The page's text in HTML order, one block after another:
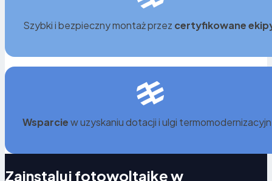
Szybki i bezpieczny montaż przez certyfikowane
Wsparciew uzyskaniu dotacji i ulgi
Zainstaluj fotowoltaikę w